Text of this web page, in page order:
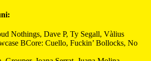
Nothings, Dave P, Ty Segall, Vàlius
BCore: Cuello, Fuckin’ Bollocks, No